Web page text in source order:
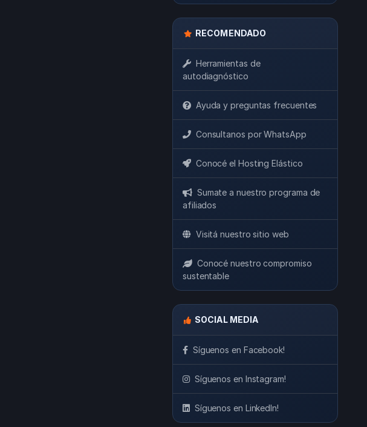
RECOMENDADO
Herramientas de
autodiagnóstico
Ayuda y preguntas frecuentes
Consultanos por WhatsApp
Conocé el Hosting Elástico
Sumate a nuestro programa de
afiliados
Visitá nuestro sitio web
Conocé nuestro compromiso
sustentable
SOCIAL MEDIA
Síguenos en Facebook!
Síguenos en Instagram!
Síguenos en LinkedIn!